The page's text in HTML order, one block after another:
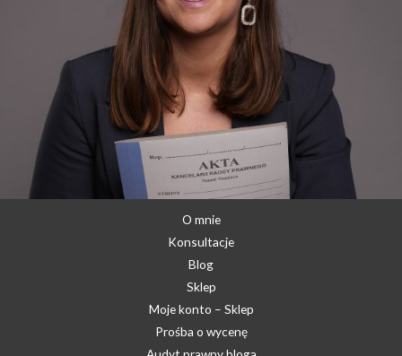
O mnie
Konsultacje
Blog
Sklep
Moje konto – Sklep
Prośba o wycenę